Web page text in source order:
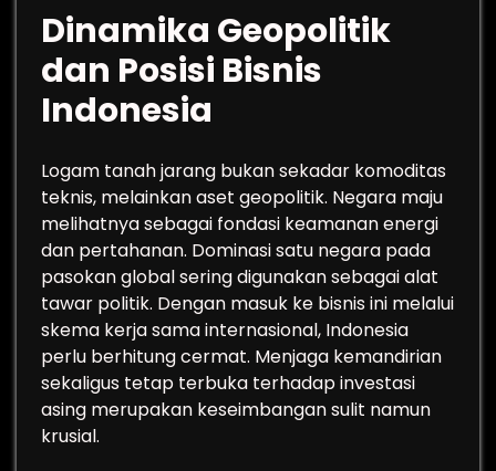
Dinamika Geopolitik
dan Posisi Bisnis
Indonesia
Logam tanah jarang bukan sekadar komoditas
teknis, melainkan aset geopolitik. Negara maju
melihatnya sebagai fondasi keamanan energi
dan pertahanan. Dominasi satu negara pada
pasokan global sering digunakan sebagai alat
tawar politik. Dengan masuk ke bisnis ini melalui
skema kerja sama internasional, Indonesia
perlu berhitung cermat. Menjaga kemandirian
sekaligus tetap terbuka terhadap investasi
asing merupakan keseimbangan sulit namun
krusial.